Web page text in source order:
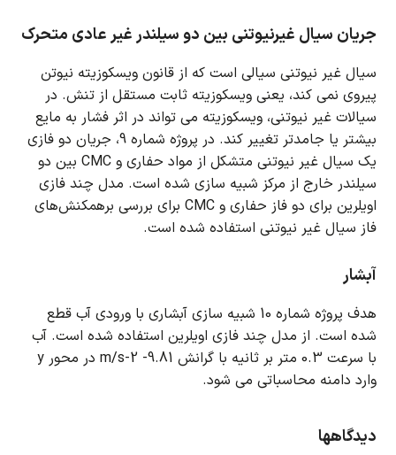
جریان سیال غیرنیوتنی بین دو سیلندر غیر عادی متحرک
سیال غیر نیوتنی سیالی است که از قانون ویسکوزیته نیوتن
پیروی نمی کند، یعنی ویسکوزیته ثابت مستقل از تنش. در
سیالات غیر نیوتنی، ویسکوزیته می تواند در اثر فشار به مایع
بیشتر یا جامدتر تغییر کند.
در پروژه شماره 9، جریان دو فازی
یک سیال غیر نیوتنی متشکل از مواد حفاری و CMC بین دو
سیلندر خارج از مرکز شبیه سازی شده است. مدل چند فازی
اویلرین برای دو فاز حفاری و CMC برای بررسی برهمکنش‌های
فاز سیال غیر نیوتنی استفاده شده است.
آبشار
هدف پروژه شماره 10 شبیه سازی آبشاری با ورودی آب قطع
شده است. از مدل چند فازی اویلرین استفاده شده است. آب
با سرعت 0.3 متر بر ثانیه با گرانش 9.81- m/s-2 در محور y
وارد دامنه محاسباتی می شود.
دیدگاهها